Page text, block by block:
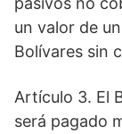
un valor de
Bolívares sin
Artículo 3. El
será pagado